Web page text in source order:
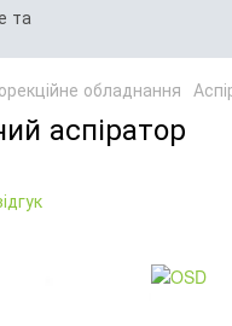
обладнання
аспіратор